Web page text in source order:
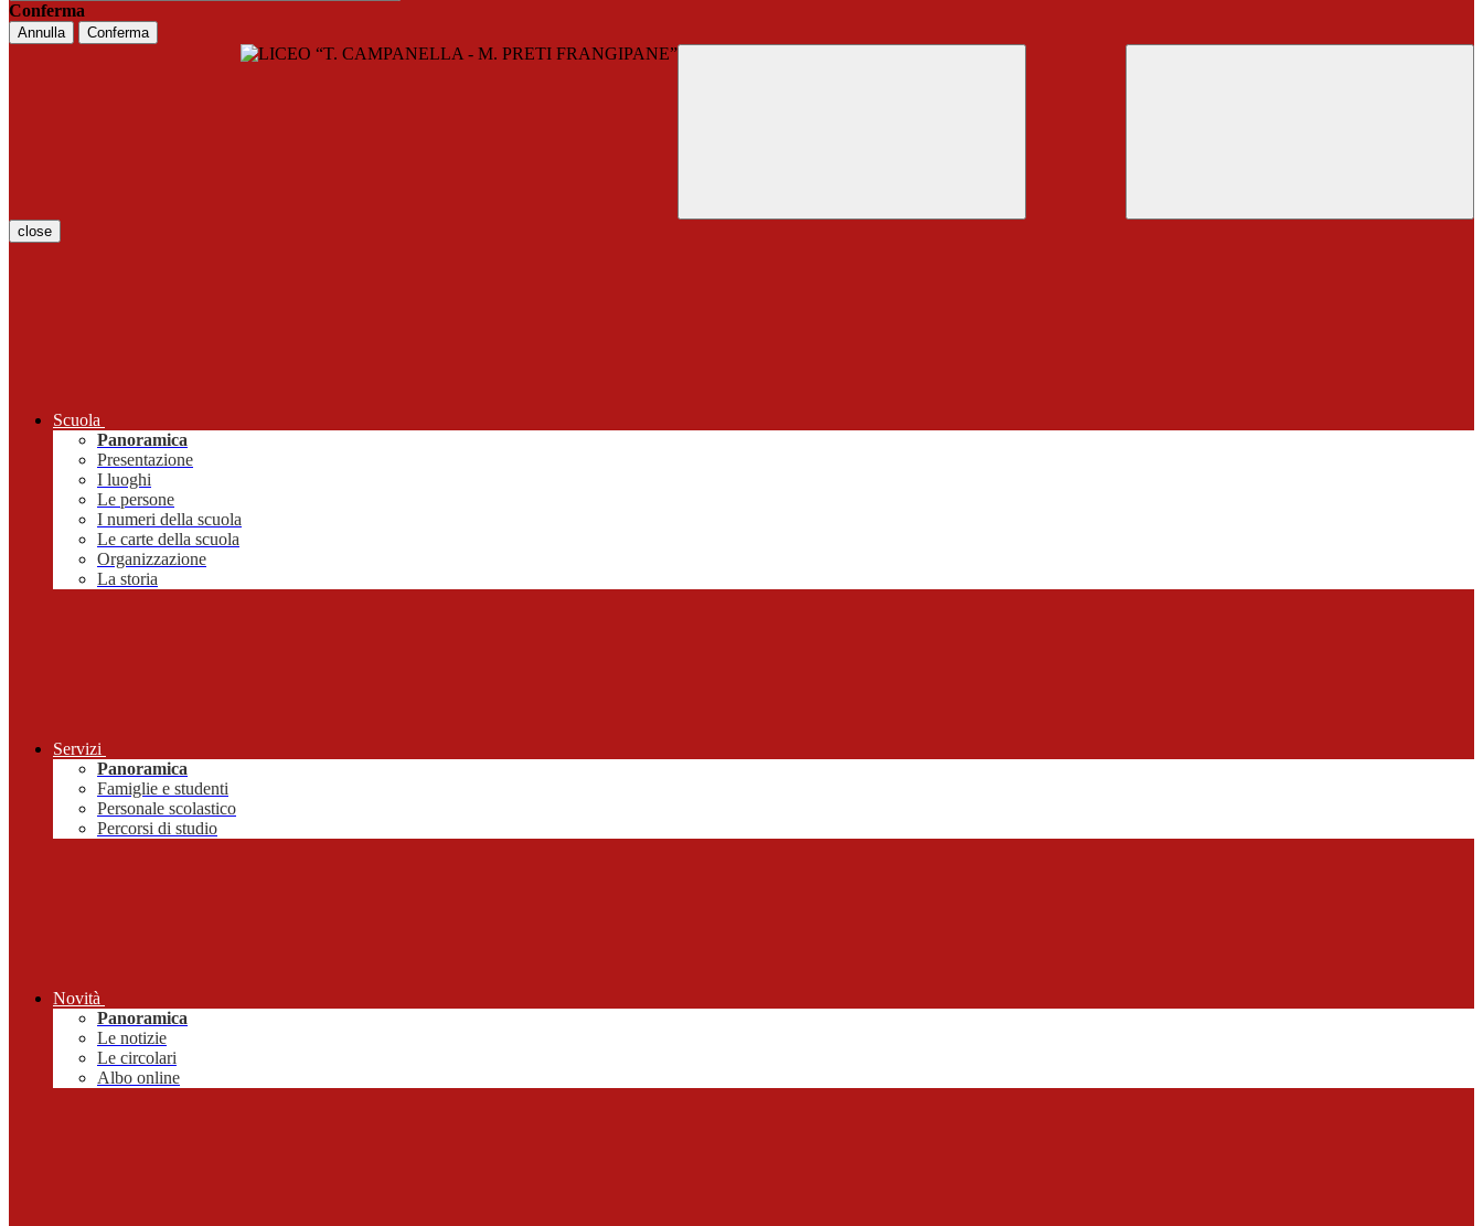
Conferma
Annulla Conferma
close
Scuola
Panoramica
Presentazione
I luoghi
Le persone
I numeri della scuola
Le carte della scuola
Organizzazione
La storia
Servizi
Panoramica
Famiglie e studenti
Personale scolastico
Percorsi di studio
Novità
Panoramica
Le notizie
Le circolari
Albo online